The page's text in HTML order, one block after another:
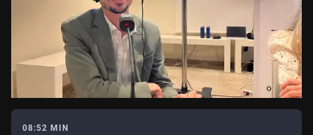
08:52 MIN